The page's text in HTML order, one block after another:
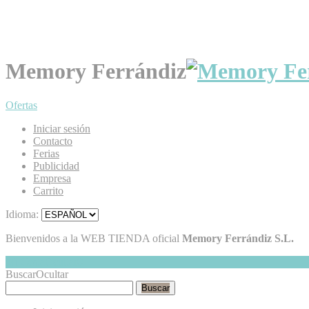
Memory Ferrándiz
Ofertas
Iniciar sesión
Contacto
Ferias
Publicidad
Empresa
Carrito
Idioma:
Bienvenidos a la WEB TIENDA oficial Memory Ferrándiz S.L.
BuscarOcultar
Buscar